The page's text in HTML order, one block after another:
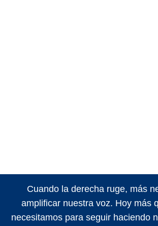
Cuando la derecha ruge, más
amplificar nuestra voz. Hoy más
necesitamos para seguir haciendo